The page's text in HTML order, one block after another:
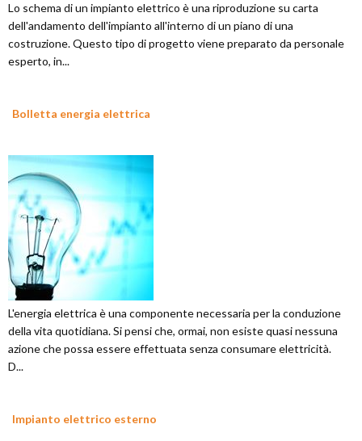
Lo schema di un impianto elettrico è una riproduzione su carta
dell'andamento dell'impianto all'interno di un piano di una
costruzione. Questo tipo di progetto viene preparato da personale
esperto, in...
Bolletta energia elettrica
L'energia elettrica è una componente necessaria per la conduzione
della vita quotidiana. Si pensi che, ormai, non esiste quasi nessuna
azione che possa essere effettuata senza consumare elettricità.
D...
Impianto elettrico esterno